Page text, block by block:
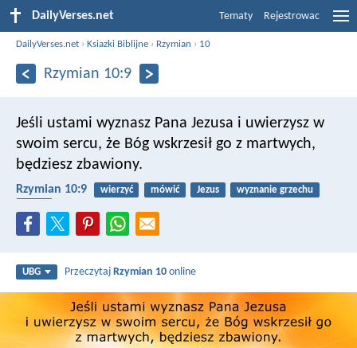
DailyVerses.net Tematy Rejestrowac
DailyVerses.net ›Ksiazki Biblijne › Rzymian › 10
Rzymian 10:9
Jeśli ustami wyznasz Pana Jezusa i uwierzysz w
swoim sercu, że Bóg wskrzesił go z martwych,
będziesz zbawiony.
Rzymian 10:9 wierzyć mówić Jezus
wyznanie grzechu
UBG PrzeczytajRzymian 10 online